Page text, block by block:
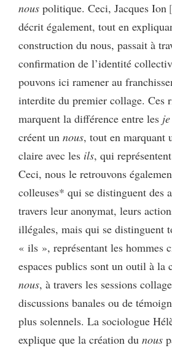
nous politique. Ceci, Jacques Ion
décrit également, tout en
construction du nous, passait à
confirmation de l’identité
pouvons ici ramener au
interdite du premier collage. Ces
marquent la différence entre les je
créent un nous, tout en marquant
claire avec les ils, qui
Ceci, nous le retrouvons
colleuses* qui se distinguent des
travers leur anonymat, leurs
illégales, mais qui se distinguent
« ils », représentant les hommes
espaces publics sont un outil à la
nous, à travers les sessions
discussions banales ou de
plus solennels. La sociologue
explique que la création du nous